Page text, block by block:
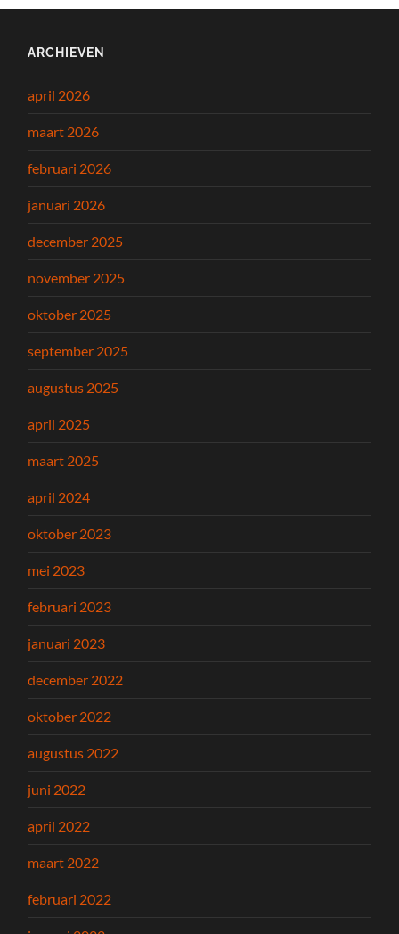
ARCHIEVEN
april 2026
maart 2026
februari 2026
januari 2026
december 2025
november 2025
oktober 2025
september 2025
augustus 2025
april 2025
maart 2025
april 2024
oktober 2023
mei 2023
februari 2023
januari 2023
december 2022
oktober 2022
augustus 2022
juni 2022
april 2022
maart 2022
februari 2022